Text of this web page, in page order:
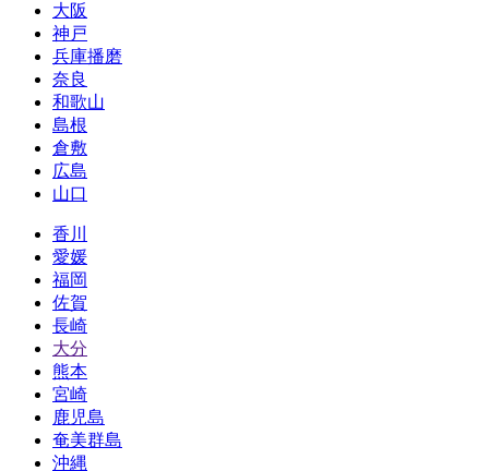
大阪
神戸
兵庫播磨
奈良
和歌山
島根
倉敷
広島
山口
香川
愛媛
福岡
佐賀
長崎
大分
熊本
宮崎
鹿児島
奄美群島
沖縄